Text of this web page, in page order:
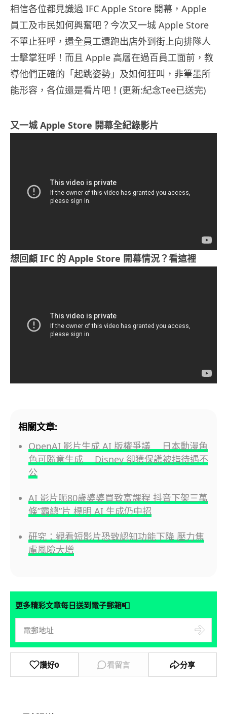
相信各位都見識過 IFC Apple Store 開幕，Apple
員工及巿民如何興奮吧？今次又一城 Apple Store
不單止狂呼，還全員工還跑出店外到街上向排隊人
士擊掌狂呼！而且 Apple 高層在過百員工面前，教
導他們正確的「起跳姿勢」及如何狂叫，非筆墨所
能形容，各位還是看片吧！(更新:紀念Tee已送完)
又一城 Apple Store 開幕全紀錄影片
想回顧 IFC 的 Apple Store 開幕情況？看這裡
相關文章:
OpenAI 影片生成 AI 版權爭議 日本動漫角
色可隨意生成 Disney 卻獲保護被指待遇不
公
AI 影片呃80歲婆婆買致富課程 抖音下架三萬
條”霸總”片 標明 AI 生成仍中招
研究：觀看短影片恐致認知功能下降 壓力焦
慮風險大增
更多精彩文章每日送到電子郵箱📮
讚好0 看留言 分享